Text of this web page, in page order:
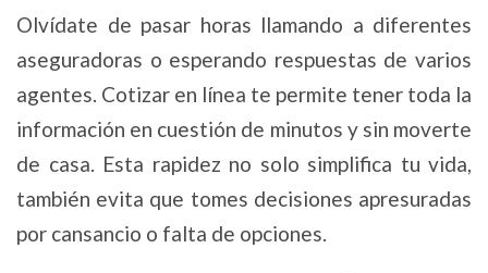
Olvídate de pasar horas llamando a diferentes
aseguradoras o esperando respuestas de varios
agentes. Cotizar en línea te permite tener toda la
información en cuestión de minutos y sin moverte
de casa. Esta rapidez no solo simplifica tu vida,
también evita que tomes decisiones apresuradas
por cansancio o falta de opciones.